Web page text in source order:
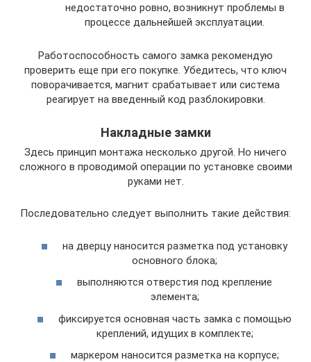
недостаточно ровно, возникнут проблемы в
процессе дальнейшей эксплуатации.
Работоспособность самого замка рекомендую
проверить еще при его покупке. Убедитесь, что ключ
поворачивается, магнит срабатывает или система
реагирует на введенный код разблокировки.
Накладные замки
Здесь принцип монтажа несколько другой. Но ничего
сложного в проводимой операции по установке своими
руками нет.
Последовательно следует выполнить такие действия:
на дверцу наносится разметка под установку
основного блока;
выполняются отверстия под крепление
элемента;
фиксируется основная часть замка с помощью
креплений, идущих в комплекте;
маркером наносится разметка на корпусе;